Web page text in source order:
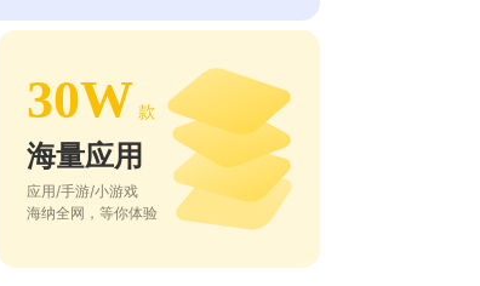
30W 款
海量应用
应用/手游/小游戏
海纳全网，等你体验